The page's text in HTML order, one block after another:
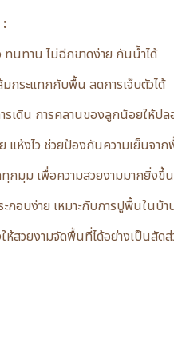
นทาน ไม่ฉีกขาดง่าย กันน้ำได้
กระแทกกับพื้น ลดการเจ็บตัวได้
เดิน การคลานของลูกน้อยให้ปล
แห้งไว ช่วยป้องกันความเย็นจา
กมุม เพื่อความสวยงามมากยิ่งขึ้น
กอบง่าย เหมาะกับการปูพื้นในบ้า
สวยงามจัดพื้นที่ได้อย่างเป็นสัด